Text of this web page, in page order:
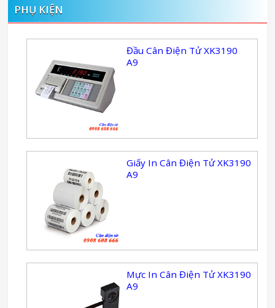
PHỤ KIỆN
Đầu Cân Điện Tử XK3190
A9
Giấy In Cân Điện Tử XK3190
A9
Mực In Cân Điện Tử XK3190
A9